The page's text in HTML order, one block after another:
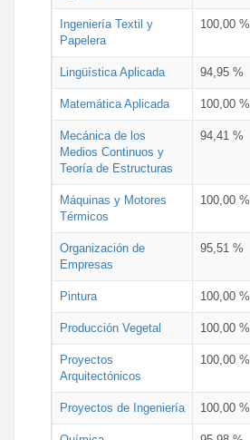
Ingeniería Textil y
Papelera
100,00 %
Lingüística Aplicada 94,95 %
Matemática Aplicada 100,00 %
Mecánica de los
Medios Continuos y
Teoría de Estructuras
94,41 %
Máquinas y Motores
Térmicos
100,00 %
Organización de
Empresas
95,51 %
Pintura 100,00 %
Producción Vegetal 100,00 %
Proyectos
Arquitectónicos
100,00 %
Proyectos de Ingeniería 100,00 %